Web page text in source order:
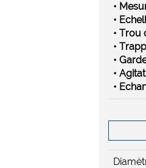
•
•
• Trou
•
•
•
•